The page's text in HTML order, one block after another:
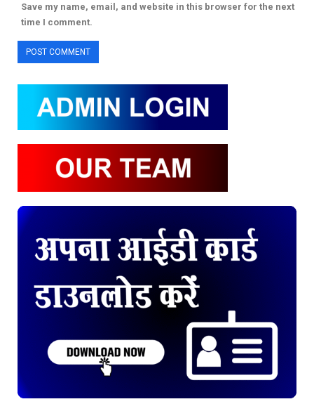
Save my name, email, and website in this browser for the next
time I comment.